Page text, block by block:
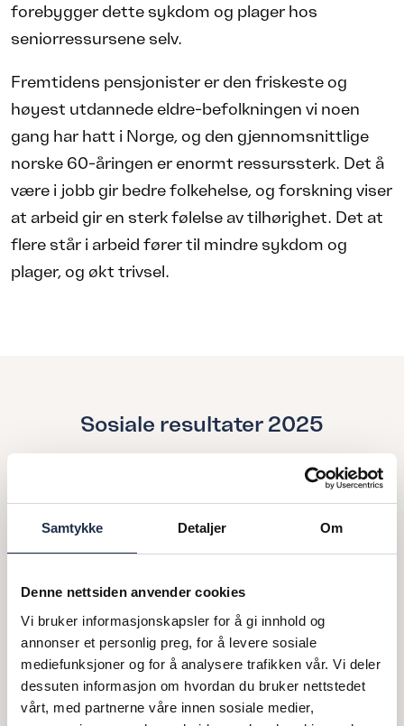
Samtykke Detaljer Om
Denne nettsiden anvender cookies
Vi bruker informasjonskapsler for å gi innhold og
annonser et personlig preg, for å levere sosiale
mediefunksjoner og for å analysere trafikken vår. Vi deler
dessuten informasjon om hvordan du bruker nettstedet
vårt, med partnerne våre innen sosiale medier,
forebygger dette sykdom og plager hos
seniorressursene selv.
Fremtidens pensjonister er den friskeste og
høyest utdannede eldre-befolkningen vi noen
gang har hatt i Norge, og den gjennomsnittlige
norske 60-åringen er enormt ressurssterk. Det å
være i jobb gir bedre folkehelse, og forskning viser
at arbeid gir en sterk følelse av tilhørighet. Det at
flere står i arbeid fører til mindre sykdom og
plager, og økt trivsel.
Sosiale resultater 2025
400
122 000
Totalt antall timer jobbet